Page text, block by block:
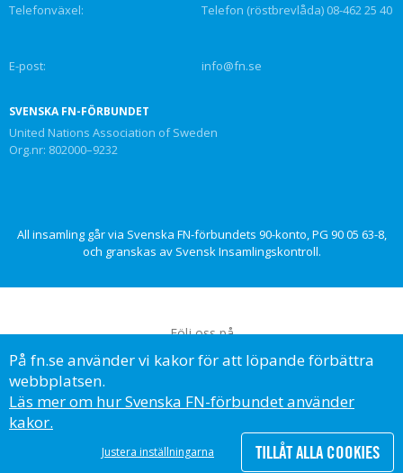
Telefonväxel:
Telefon (röstbrevlåda) 08-462 25 40
E-post: info@fn.se
SVENSKA FN-FÖRBUNDET
United Nations Association of Sweden
Org.nr: 802000–9232
All insamling går via Svenska FN-förbundets 90-konto, PG 90 05 63-8,
och granskas av Svensk Insamlingskontroll.
Följ oss på
© Svenska FN-förbundet, 2023
På fn.se använder vi kakor för att löpande förbättra
webbplatsen.
Läs mer om hur Svenska FN-förbundet använder
kakor.
Justera inställningarna TILLÅT ALLA COOKIES